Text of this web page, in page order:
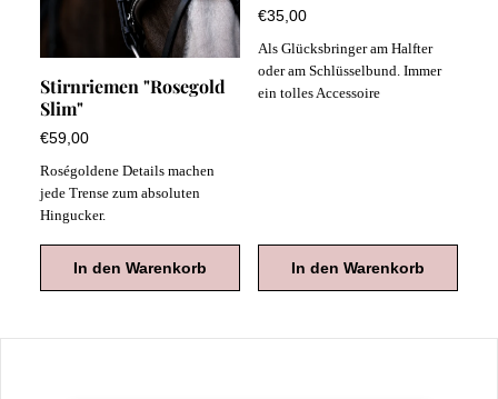
Stirnriemen "Rosegold
Slim"
€59,00
Roségoldene Details machen
jede Trense zum absoluten
Hingucker.
In den Warenkorb
€35,00
Als Glücksbringer am Halfter
oder am Schlüsselbund. Immer
ein tolles Accessoire
In den Warenkorb